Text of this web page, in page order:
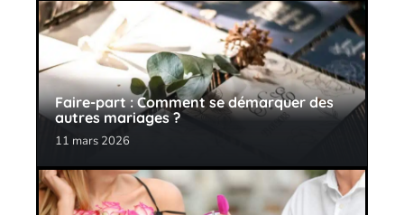
Faire-part : Comment se démarquer des
autres mariages ?
11 mars 2026